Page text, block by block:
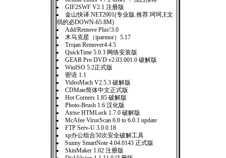
GIF2SWF V2.1 注册版
金山快译.NET2001(专业版.推荐.呵呵,E文
弱的必DOWN-65.8M)
Add/Remove Plus!3.0
木马克星（iparmor）5.17
Trojan Remover4.4.5
QuickTime 5.0.3 网络安装版
GEAR Pro DVD v2.03.001.0 破解版
WinISO 5.2正式版
密语 1.1
VideoMach V2.5.3 破解版
CDMate简体中文正式版
Hot Corners 1.85 破解版
Photo-Brush 1.6 汉化版
Atrise HTMLock 1.7.0 破解版
McAfee VirusScan 6.0 to 6.0.1 update
FTP Serv-U 3.0.0.18
xp办公组合50次安全破解工具
Sunny SmartNote 4.04.0143 正式版
SkinMaker 1.02 注册版